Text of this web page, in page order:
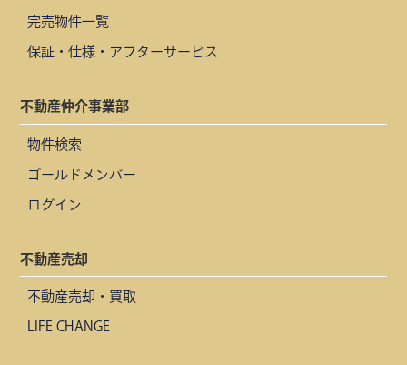
完売物件一覧
保証・仕様・アフターサービス
不動産仲介事業部
物件検索
ゴールドメンバー
ログイン
不動産売却
不動産売却・買取
LIFE CHANGE